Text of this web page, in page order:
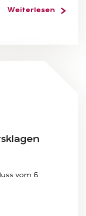
Weiterlesen
vom 6.